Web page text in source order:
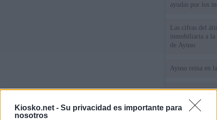
Kiosko.net - Su privacidad es importante para
nosotros
ayudas por los
Las cifras del
inmobiliaria a la
de Ayuso
Ayuso reina en
El juez propone
la filtración de
jefa" Ayuso